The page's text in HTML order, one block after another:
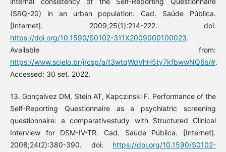
(SRQ-20) in an urban population. Cad. Saúde Pública.
[Internet]. 2009;25(1):214-222. doi:
https://doi.org/10.1590/S0102-311X2009000100023.
Available from:
https://www.scielo.br/j/csp/a/t3wtqWdVhH5ty7kfbwwNQ6s/#.
Accessed: 30 set. 2022.
13. Gonçalvez DM, Stein AT, Kapczinski F. Performance of the
Self-Reporting Questionnaire as a psychiatric screening
questionnaire: a comparativestudy with Structured Clinical
Interview for DSM-IV-TR. Cad. Saúde Pública. [Internet].
2008;24(2):380-390. doi: https://doi.org/10.1590/S0102-